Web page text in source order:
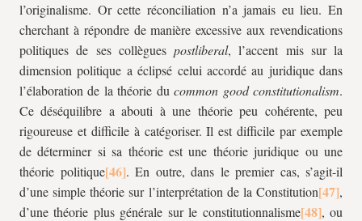
l’originalisme. Or cette réconciliation n’a jamais eu lieu. En
cherchant à répondre de manière excessive aux revendications
politiques de ses collègues postliberal, l’accent mis sur la
dimension politique a éclipsé celui accordé au juridique dans
l’élaboration de la théorie ducommon good constitutionalism.
Ce déséquilibre a abouti à une théorie peu cohérente, peu
rigoureuse et difficile à catégoriser. Il est difficile par exemple
de déterminer si sa théorie est une théorie juridique ou une
théorie politique
. En outre, dans le premier cas, s’agit-il
d’une simple théorie sur l’interprétation de la Constitution
,
d’une théorie plus générale sur le constitutionnalisme
, ou